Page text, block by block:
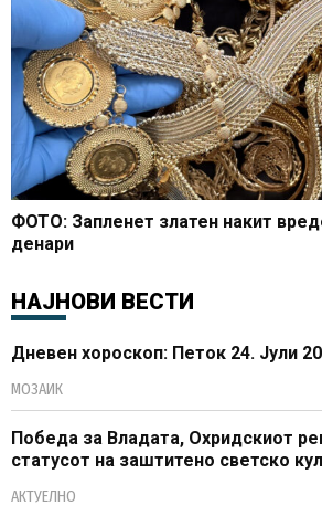
ФОТО: Запленет златен накит
денари
НАЈНОВИ ВЕСТИ
Дневен хороскоп: Петок 24. Јули
МОЗАИК
Победа за Владата, Охридскиот
статусот на заштитено светско
АКТУЕЛНО